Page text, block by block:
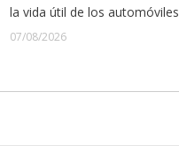
la vida útil de los automóviles
07/08/2026